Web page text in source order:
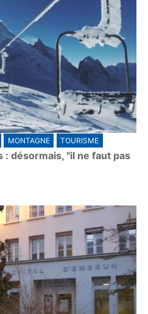
MONTAGNE TOURISME
: désormais, "il ne faut pas